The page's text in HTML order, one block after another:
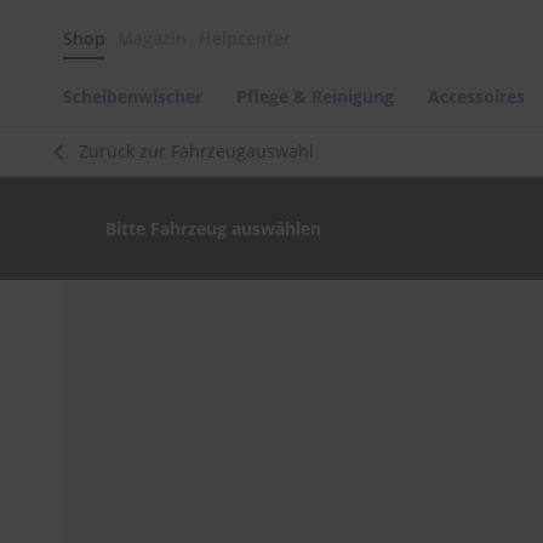
Shop
Polituren
&
Autowellness
Zurück zur Fahrzeugauswahl
Bitte Fahrzeug auswählen